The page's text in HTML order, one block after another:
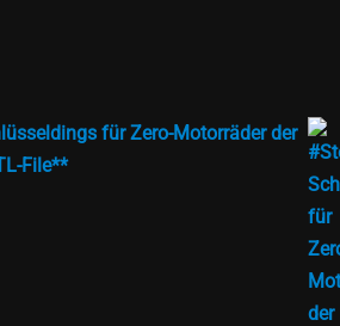
für Zero-Motorräder der
File**